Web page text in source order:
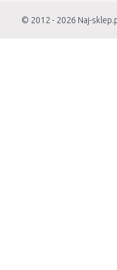
© 2012 - 2026 Naj-